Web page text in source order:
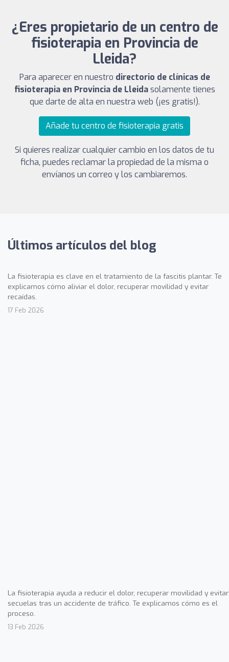
¿Eres propietario de un centro de
fisioterapia en Provincia de
Lleida?
Para aparecer en nuestro directorio de clínicas de
fisioterapia en Provincia de Lleidasolamente tienes
que darte de alta en nuestra web (¡es gratis!).
Añade tu centro de fisioterapia gratis
Si quieres realizar cualquier cambio en los datos de tu
ficha, puedes reclamar la propiedad de la misma o
envíanos un correo y los cambiaremos.
Últimos artículos del blog
La fisioterapia es clave en el tratamiento de la fascitis plantar. Te
explicamos cómo aliviar el dolor, recuperar movilidad y evitar
recaídas.
17 Feb 2026
La fisioterapia ayuda a reducir el dolor, recuperar movilidad y evitar
secuelas tras un accidente de tráfico. Te explicamos cómo es el
proceso.
13 Feb 2026